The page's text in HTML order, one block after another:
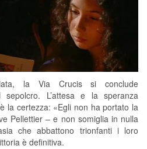
la Via Crucis si conclude
sepolcro. L’attesa e la speranza
la certezza: «Egli non ha portato la
Pellettier – e non somiglia in nulla
che abbattono trionfanti i loro
è definitiva.